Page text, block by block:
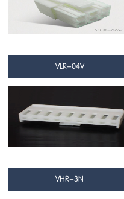
VLR-04V
VHR-3N